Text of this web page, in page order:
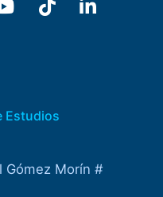
Estudios
Gómez Morín #